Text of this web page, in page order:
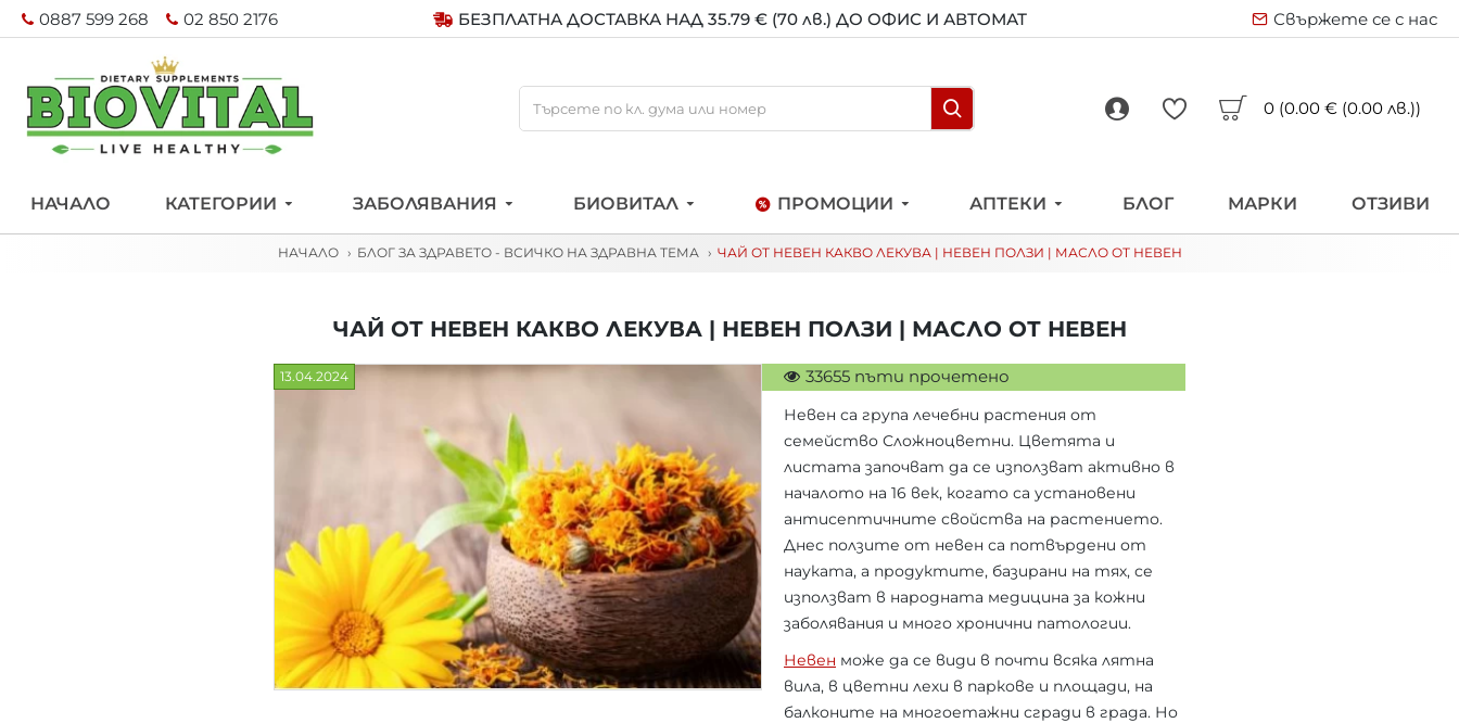
0887 599 268 02 850 2176 БЕЗПЛАТНА ДОСТАВКА НАД 35.79 € (70 лв.) ДО ОФИС И АВТОМАТ Свържете се с нас
0 (0.00 € (0.00 лв.))
НАЧАЛО КАТЕГОРИИ ЗАБОЛЯВАНИЯ БИОВИТАЛ ПРОМОЦИИ АПТЕКИ БЛОГ МАРКИ ОТЗИВИ
НАЧАЛО БЛОГ ЗА ЗДРАВЕТО - ВСИЧКО НА ЗДРАВНА ТЕМА ЧАЙ ОТ НЕВЕН КАКВО ЛЕКУВА | НЕВЕН ПОЛЗИ | МАСЛО ОТ НЕВЕН
ЧАЙ ОТ НЕВЕН КАКВО ЛЕКУВА | НЕВЕН ПОЛЗИ | МАСЛО ОТ НЕВЕН
13.04.2024 33655 пъти прочетено
Невен са група лечебни растения от
семейство Сложноцветни. Цветята и
листата започват да се използват активно в
началото на 16 век, когато са установени
антисептичните свойства на растението.
Днес ползите от невен са потвърдени от
науката, а продуктите, базирани на тях, се
използват в народната медицина за кожни
заболявания и много хронични патологии.
Невен може да се види в почти всяка лятна
вила, в цветни лехи в паркове и площади, на
балконите на многоетажни сгради в града. Но